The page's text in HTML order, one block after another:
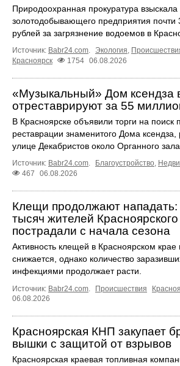
Природоохранная прокуратура взыскала
золотодобывающего предприятия почти
рублей за загрязнение водоемов в
Источник: Babr24.com. Экология,
Красноярск
1754 06.08.2026
«Музыкальный» Дом ксендза
отреставрируют за 55
В Красноярске объявили торги на поиск
реставрации знаменитого Дома
улице Декабристов около Органного зала.
Источник: Babr24.com. Благоустройство,
467
06.08.2026
Клещи продолжают нападать:
тысяч жителей Красноярского
пострадали с начала сезона
Активность клещей в Красноярском крае
снижается, однако количество
инфекциями продолжает расти.
Источник: Babr24.com. Происшествия
06.08.2026
Красноярская КНП закупает
вышки с защитой от взрывов
Красноярская краевая топливная